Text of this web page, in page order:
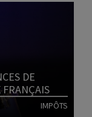
DE
IMPÔTS